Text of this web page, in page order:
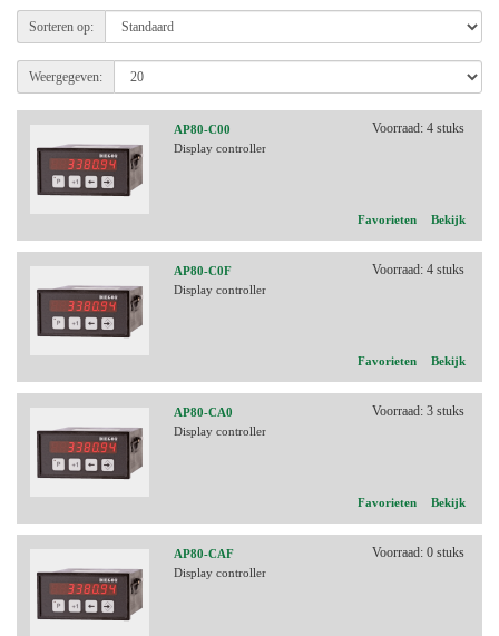
Sorteren op:
Weergegeven:
Voorraad: 4 stuks
AP80-C00
Display controller
Favorieten Bekijk
Voorraad: 4 stuks
AP80-C0F
Display controller
Favorieten Bekijk
Voorraad: 3 stuks
AP80-CA0
Display controller
Favorieten Bekijk
Voorraad: 0 stuks
AP80-CAF
Display controller